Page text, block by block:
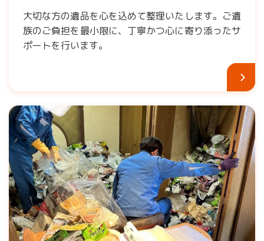
大切な方の遺品を心を込めて整理いたします。ご遺
族のご負担を最小限に、丁寧かつ心に寄り添ったサ
ポートを行います。